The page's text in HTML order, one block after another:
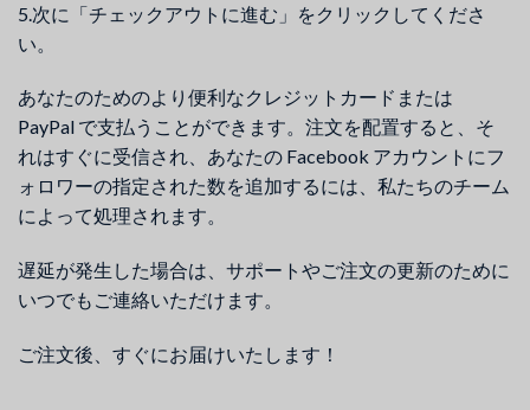
5.次に「チェックアウトに進む」をクリックしてくださ
い。
あなたのためのより便利なクレジットカードまたは
PayPal で支払うことができます。注文を配置すると、そ
れはすぐに受信され、あなたの Facebook アカウントにフ
ォロワーの指定された数を追加するには、私たちのチーム
によって処理されます。
遅延が発生した場合は、サポートやご注文の更新のために
いつでもご連絡いただけます。
ご注文後、すぐにお届けいたします！